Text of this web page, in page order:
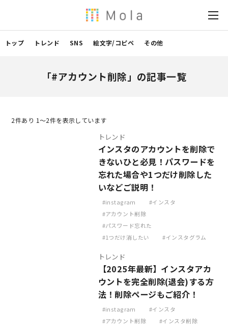
トップ トレンド SNS 絵文字/コピペ その他
「#アカウント削除」の記事一覧
2件あり 1〜2件を表示しています
トレンド
インスタのアカウントを削除で
きないひと必見！パスワードを
忘れた場合や1つだけ削除した
いなどご説明！
instagram
インスタ
アカウント削除
パスワード忘れた
1つだけ消したい
インスタグラム
トレンド
【2025年最新】インスタアカ
ウントを完全削除(退会)する方
法！削除ページもご紹介！
instagram
インスタ
アカウント削除
インスタ削除